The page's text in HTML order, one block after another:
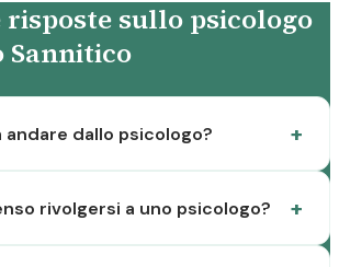
risposte sullo psicologo
Sannitico
dallo psicologo?
rivolgersi a uno psicologo?